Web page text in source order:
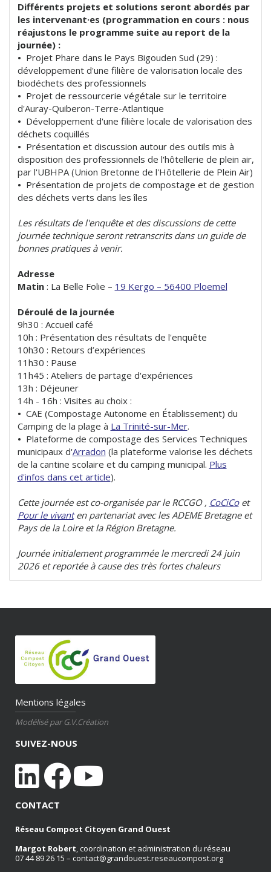
Différents projets et solutions seront abordés par
les intervenant·es (programmation en cours : nous
réajustons le programme suite au report de la
journée) :
• Projet Phare dans le Pays Bigouden Sud (29) :
développement d'une filière de valorisation locale des
biodéchets des professionnels
• Projet de ressourcerie végétale sur le territoire
d'Auray-Quiberon-Terre-Atlantique
• Développement d'une filière locale de valorisation des
déchets coquillés
• Présentation et discussion autour des outils mis à
disposition des professionnels de l'hôtellerie de plein air,
par l'UBHPA (Union Bretonne de l'Hôtellerie de Plein Air)
• Présentation de projets de compostage et de gestion
des déchets verts dans les îles
Les résultats de l'enquête et des discussions de cette
journée technique seront retranscrits dans un guide de
bonnes pratiques à venir.
Adresse
Matin: La Belle Folie – 19 Kergo – 56400 Ploemel
Déroulé de la journée
9h30 : Accueil café
10h : Présentation des résultats de l'enquête
10h30 : Retours d’expériences
11h30 : Pause
11h45 : Ateliers de partage d'expériences
13h : Déjeuner
14h - 16h : Visites au choix :
• CAE (Compostage Autonome en Établissement) du
Camping de la plage à La Trinité-sur-Mer.
• Plateforme de compostage des Services Techniques
municipaux d'Arradon (la plateforme valorise les déchets
de la cantine scolaire et du camping municipal. Plus
d'infos dans cet article).
Cette journée est co-organisée par le RCCGO , CoCiCoet
Pour le vivanten partenariat avec les ADEME Bretagne et
Pays de la Loire et la Région Bretagne.
Journée initialement programmée le mercredi 24 juin
2026 et reportée à cause des très fortes chaleurs
Mentions légales
Modélisé par G.V.Création
SUIVEZ-NOUS
CONTACT
Réseau Compost Citoyen Grand Ouest
Margot Robert , coordination et administration du réseau
07 44 89 26 15 – contact@grandouest.reseaucompost.org